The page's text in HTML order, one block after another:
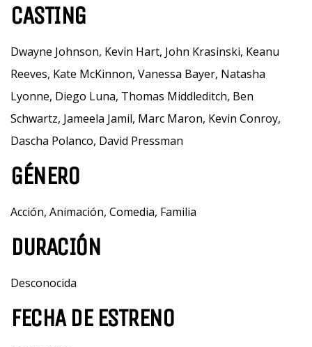
CASTING
Dwayne Johnson, Kevin Hart, John Krasinski, Keanu
Reeves, Kate McKinnon, Vanessa Bayer, Natasha
Lyonne, Diego Luna, Thomas Middleditch, Ben
Schwartz, Jameela Jamil, Marc Maron, Kevin Conroy,
Dascha Polanco, David Pressman
GÉNERO
Acción, Animación, Comedia, Familia
DURACIÓN
Desconocida
FECHA DE ESTRENO